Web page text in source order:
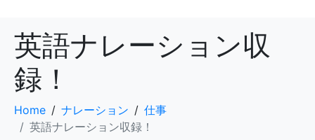
英語ナレーション収
録！
Home ナレーション
仕事
英語ナレーション収録！